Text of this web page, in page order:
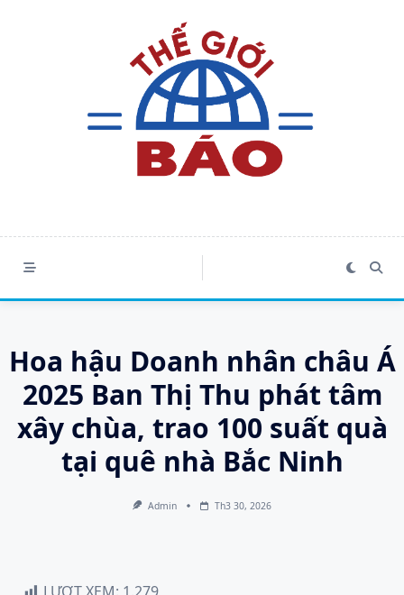
Hoa hậu Doanh nhân châu Á
2025 Ban Thị Thu phát tâm
xây chùa, trao 100 suất quà
tại quê nhà Bắc Ninh
Admin Th3 30, 2026